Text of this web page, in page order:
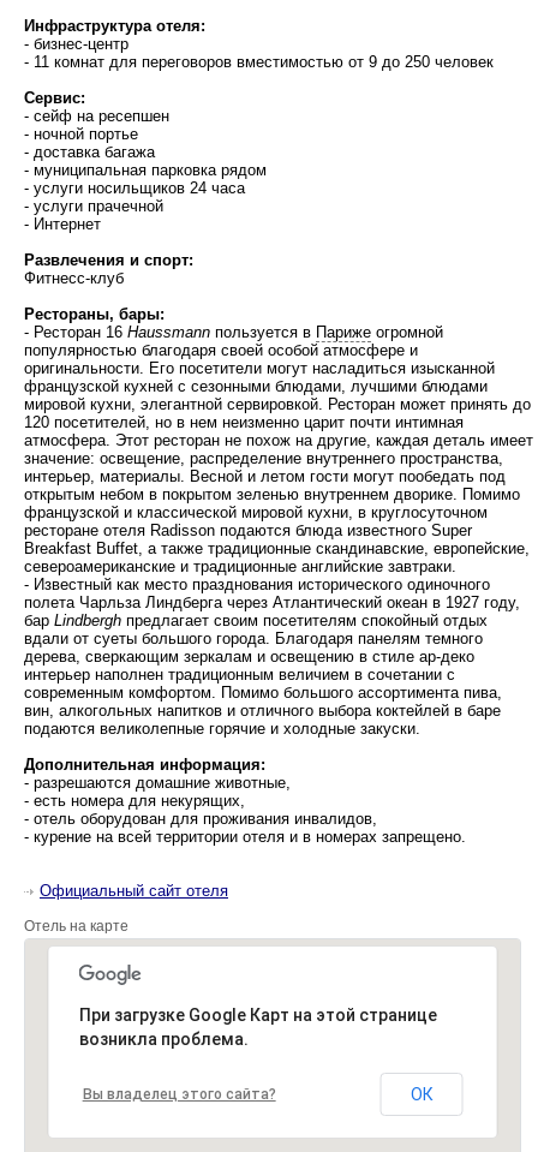
Инфраструктура отеля:
- бизнес-центр
- 11 комнат для переговоров вместимостью от 9 до 250 человек
Сервис:
- сейф на ресепшен
- ночной портье
- доставка багажа
- муниципальная парковка рядом
- услуги носильщиков 24 часа
- услуги прачечной
- Интернет
Развлечения и спорт:
Фитнесс-клуб
Рестораны, бары:
- Ресторан 16 Haussmann пользуется в Париже огромной
популярностью благодаря своей особой атмосфере и
оригинальности. Его посетители могут насладиться изысканной
французской кухней с сезонными блюдами, лучшими блюдами
мировой кухни, элегантной сервировкой. Ресторан может принять до
120 посетителей, но в нем неизменно царит почти интимная
атмосфера. Этот ресторан не похож на другие, каждая деталь имеет
значение: освещение, распределение внутреннего пространства,
интерьер, материалы. Весной и летом гости могут пообедать под
открытым небом в покрытом зеленью внутреннем дворике. Помимо
французской и классической мировой кухни, в круглосуточном
ресторане отеля Radisson подаются блюда известного Super
Breakfast Buffet, а также традиционные скандинавские, европейские,
североамериканские и традиционные английские завтраки.
- Известный как место празднования исторического одиночного
полета Чарльза Линдберга через Атлантический океан в 1927 году,
бар Lindbergh предлагает своим посетителям спокойный отдых
вдали от суеты большого города. Благодаря панелям темного
дерева, сверкающим зеркалам и освещению в стиле ар-деко
интерьер наполнен традиционным величием в сочетании с
современным комфортом. Помимо большого ассортимента пива,
вин, алкогольных напитков и отличного выбора коктейлей в баре
подаются великолепные горячие и холодные закуски.
Дополнительная информация:
- разрешаются домашние животные,
- есть номера для некурящих,
- отель оборудован для проживания инвалидов,
- курение на всей территории отеля и в номерах запрещено.
Официальный сайт отеля
Отель на карте
При загрузке Google Карт на этой странице
возникла проблема.
Вы владелец этого сайта? ОК